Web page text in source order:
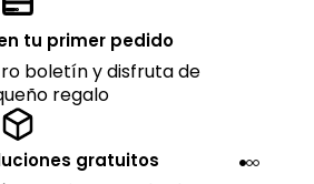
tu primer pedido
boletín y disfruta de
regalo
gratuitos